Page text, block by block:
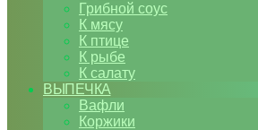
Грибной соус
К мясу
К птице
К рыбе
К салату
ВЫПЕЧКА
Вафли
Коржики